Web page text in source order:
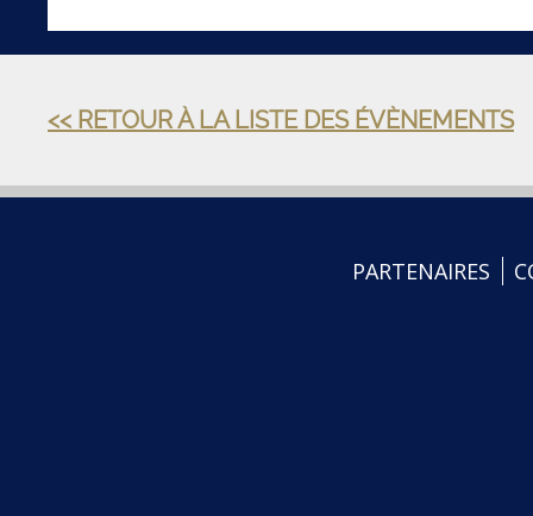
<< RETOUR À LA LISTE DES ÉVÈNEMENTS
PARTENAIRES